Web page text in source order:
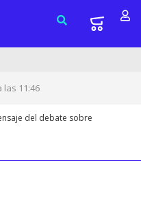
las 11:46
del debate sobre